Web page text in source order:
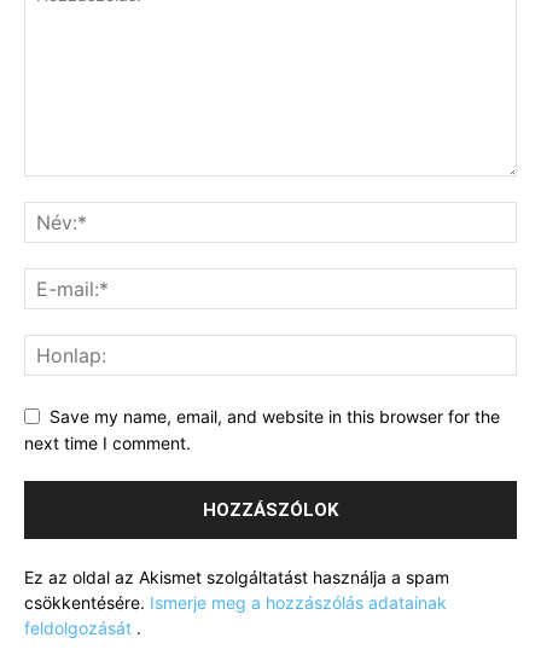
Save my name, email, and website in this browser for the
next time I comment.
Ez az oldal az Akismet szolgáltatást használja a spam
csökkentésére. Ismerje meg a hozzászólás adatainak
feldolgozását .